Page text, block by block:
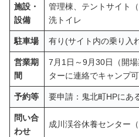
施設・
設備
管理棟、テントサイト
洗トイレ
駐車場 有り(サイト内の乗り入
営業期
間
7月1日～9月30日（開
ターに連絡でキャンプ可
予約等 要申請：鬼北町HPにあ
問い合
わせ
成川渓谷休養センター